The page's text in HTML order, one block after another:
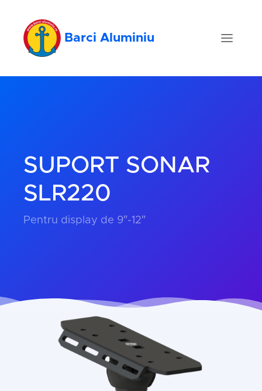
Barci Aluminiu
SUPORT SONAR
SLR220
Pentru display de 9″-12″